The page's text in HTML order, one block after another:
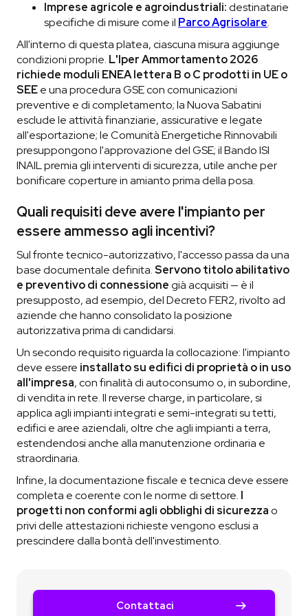
Imprese agricole e agroindustriali:destinatarie
specifiche di misure come il Parco Agrisolare.
All'interno di questa platea, ciascuna misura aggiunge
condizioni proprie. L'Iper Ammortamento 2026
richiede moduli ENEA lettera B o C prodotti in UE o
SEEe una procedura GSE con comunicazioni
preventive e di completamento; la Nuova Sabatini
esclude le attività finanziarie, assicurative e legate
all'esportazione; le Comunità Energetiche Rinnovabili
presuppongono l'approvazione del GSE; il Bando ISI
INAIL premia gli interventi di sicurezza, utile anche per
bonificare coperture in amianto prima della posa.
Quali requisiti deve avere l'impianto per
essere ammesso agli incentivi?
Sul fronte tecnico-autorizzativo, l'accesso passa da una
base documentale definita.Servono titolo abilitativo
e preventivo di connessionegià acquisiti — è il
presupposto, ad esempio, del Decreto FER2, rivolto ad
aziende che hanno consolidato la posizione
autorizzativa prima di candidarsi.
Un secondo requisito riguarda la collocazione: l'impianto
deve essere installato su edifici di proprietà o in uso
all'impresa, con finalità di autoconsumo o, in subordine,
di vendita in rete. Il reverse charge, in particolare, si
applica agli impianti integrati e semi-integrati su tetti,
edifici e aree aziendali, oltre che agli impianti a terra,
estendendosi anche alla manutenzione ordinaria e
straordinaria.
Infine, la documentazione fiscale e tecnica deve essere
completa e coerente con le norme di settore. I
progetti non conformi agli obblighi di sicurezzao
privi delle attestazioni richieste vengono esclusi a
prescindere dalla bontà dell'investimento.
Contattaci